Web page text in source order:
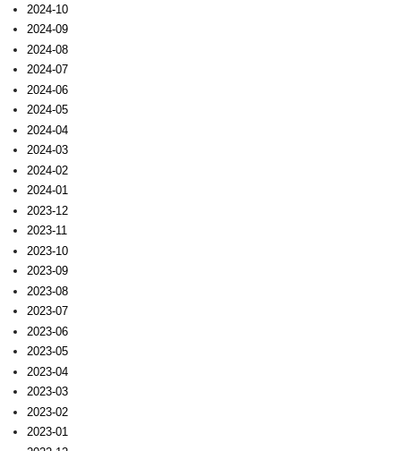
2024-10
2024-09
2024-08
2024-07
2024-06
2024-05
2024-04
2024-03
2024-02
2024-01
2023-12
2023-11
2023-10
2023-09
2023-08
2023-07
2023-06
2023-05
2023-04
2023-03
2023-02
2023-01